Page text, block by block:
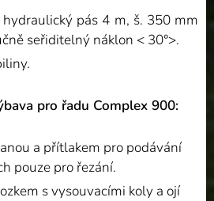
hydraulický pás 4 m, š. 350 mm
seřiditelný náklon < 30°>.
pro řadu Complex 900:
a přítlakem pro podávání
pouze pro řezání.
s vysouvacími koly a ojí